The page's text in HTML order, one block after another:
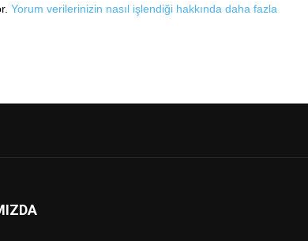
Yorum verilerinizin nasıl işlendiği hakkında daha fazla